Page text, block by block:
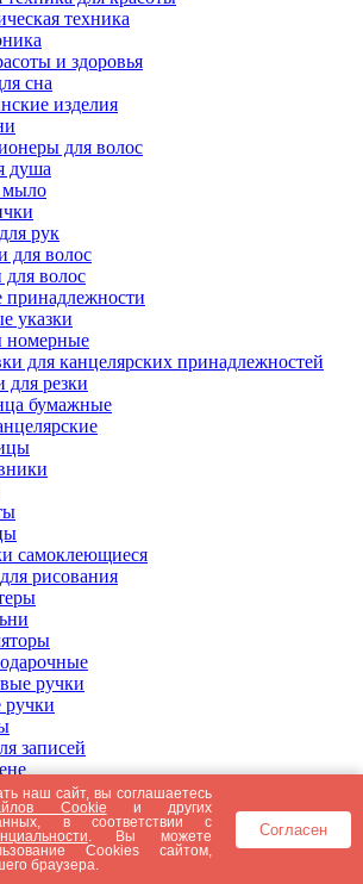
техника
и здоровья
сна
изделия
для волос
душа
рук
для волос
для волос
принадлежности
указки
для канцелярских принадлежностей
для резки
бумажные
самоклеющиеся
рисования
ручки
ручки
записей
от 5000 рублей
до 5000 рублей
до 3000 рублей
до 2000 рублей
1000 рублей
наш сайт, вы соглашаетесь
Cookie и других
в соответствии с
. Вы можете
Cookies сайтом,
браузера.
Согласен